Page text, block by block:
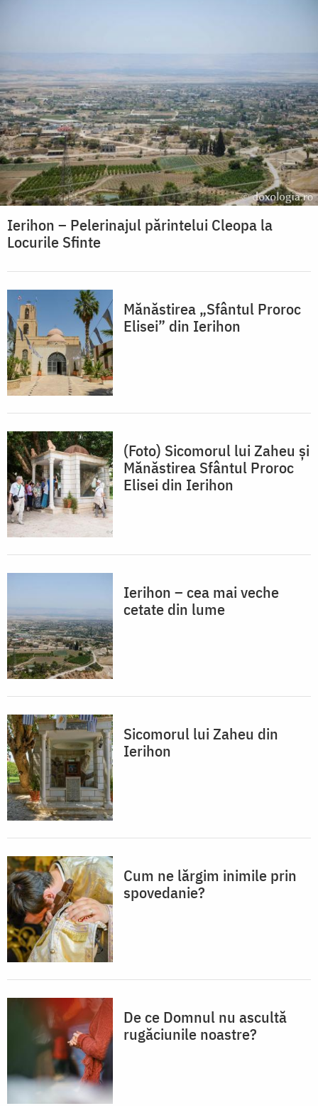
Ierihon – Pelerinajul părintelui Cleopa la
Locurile Sfinte
Mănăstirea „Sfântul Proroc
Elisei” din Ierihon
(Foto) Sicomorul lui Zaheu și
Mănăstirea Sfântul Proroc
Elisei din Ierihon
Ierihon – cea mai veche
cetate din lume
Sicomorul lui Zaheu din
Ierihon
Cum ne lărgim inimile prin
spovedanie?
De ce Domnul nu ascultă
rugăciunile noastre?